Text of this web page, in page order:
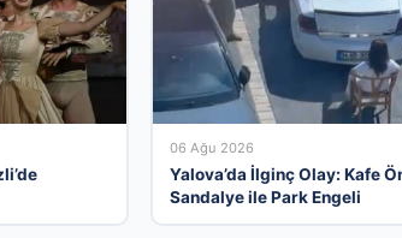
06 Ağu 2026
Yalova’da İlginç Olay: Kafe
Sandalye ile Park Engeli